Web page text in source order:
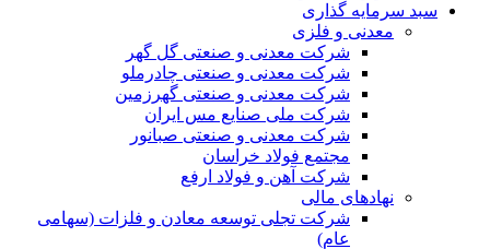
سبد سرمایه گذاری
معدنی و فلزی
شرکت معدنی و صنعتی گل گهر
شرکت معدنی و صنعتی چادرملو
شرکت معدنی و صنعتی گهرزمین
شرکت ملی صنایع مس ایران
شرکت معدنی و صنعتی صبانور
مجتمع فولاد خراسان
شرکت آهن و فولاد ارفع
نهادهای مالی
شرکت تجلی توسعه معادن و فلزات (سهامی
عام)